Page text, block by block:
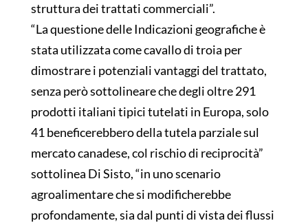
struttura dei trattati commerciali”.
“La questione delle Indicazioni geografiche è
stata utilizzata come cavallo di troia per
dimostrare i potenziali vantaggi del trattato,
senza però sottolineare che degli oltre 291
prodotti italiani tipici tutelati in Europa, solo
41 beneficerebbero della tutela parziale sul
mercato canadese, col rischio di reciprocità”
sottolinea Di Sisto, “in uno scenario
agroalimentare che si modificherebbe
profondamente, sia dal punti di vista dei flussi